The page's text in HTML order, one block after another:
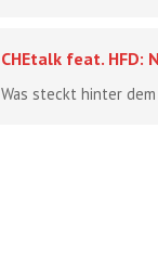
CHEtalk feat. HFD:
Was steckt hinter